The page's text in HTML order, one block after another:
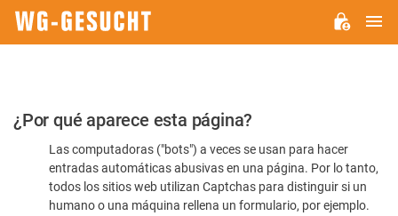
Por
favor,
confirme
¿Por qué aparece esta página?
Las computadoras ("bots") a veces se usan para hacer
entradas automáticas abusivas en una página. Por lo tanto,
todos los sitios web utilizan Captchas para distinguir si un
humano o una máquina rellena un formulario, por ejemplo.